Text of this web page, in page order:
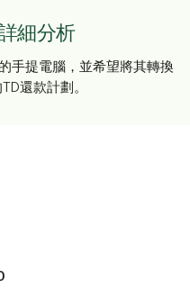
細分析
的手提電腦，並希望將其轉換
還款計劃。